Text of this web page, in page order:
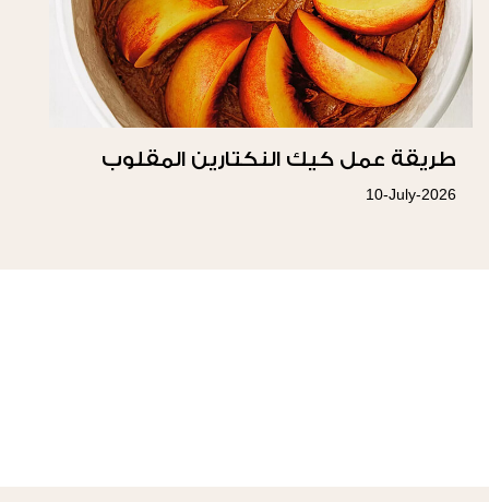
طريقة عمل كيك النكتارين المقلوب
10-July-2026